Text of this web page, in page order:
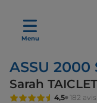
Menu
ASSU
Sarah TAICLET
4,5 182 avis